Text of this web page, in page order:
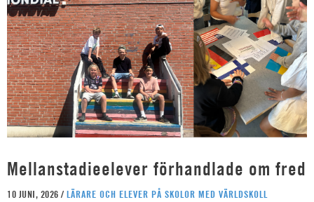
Mellanstadieelever förhandlade om fred
10 JUNI, 2026 / LÄRARE OCH ELEVER PÅ SKOLOR MED VÄRLDSKOLL